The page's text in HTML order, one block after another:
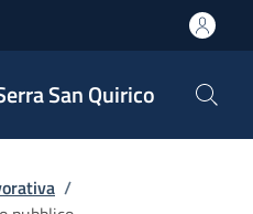
San Quirico
/